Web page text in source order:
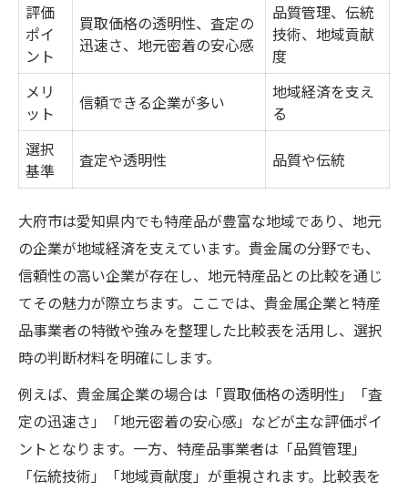
評価
ポイ
ント
買取価格の透明性、査定の
迅速さ、地元密着の安心感
品質管理、伝統
技術、地域貢献
度
メリ
ット
信頼できる企業が多い
地域経済を支え
る
選択
基準
査定や透明性 品質や伝統
大府市は愛知県内でも特産品が豊富な地域であり、地元
の企業が地域経済を支えています。貴金属の分野でも、
信頼性の高い企業が存在し、地元特産品との比較を通じ
てその魅力が際立ちます。ここでは、貴金属企業と特産
品事業者の特徴や強みを整理した比較表を活用し、選択
時の判断材料を明確にします。
例えば、貴金属企業の場合は「買取価格の透明性」「査
定の迅速さ」「地元密着の安心感」などが主な評価ポイ
ントとなります。一方、特産品事業者は「品質管理」
「伝統技術」「地域貢献度」が重視されます。比較表を